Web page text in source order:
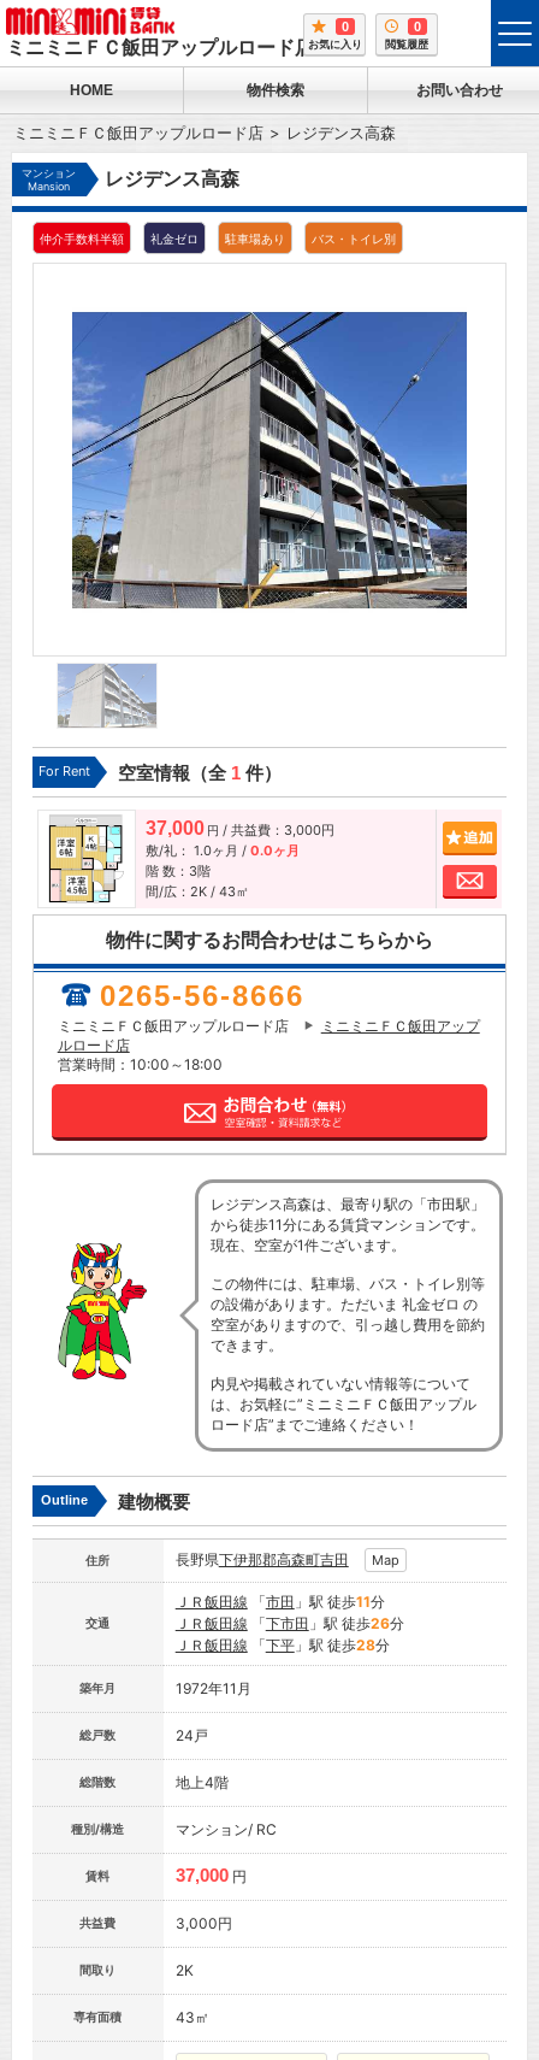
ミニミニＦＣ飯田アップルロード店
0
お気に入り
0
閲覧履歴
HOME 物件検索 お問い合わせ
ミニミニＦＣ飯田アップルロード店 レジデンス高森
マンション
Mansion
レジデンス高森
仲介手数料半額 礼金ゼロ 駐車場あり バス・トイレ別
For Rent 空室情報（全 1件）
37,000 円 / 共益費：3,000円
敷/礼： 1.0ヶ月 / 0.0ヶ月
階 数：3階
間/広：2K / 43㎡
お問
物件に関するお問合わせはこちらから
0265-56-8666
ミニミニＦＣ飯田アップルロード店
ミニミニＦＣ飯田アップ
ルロード店
営業時間：10:00～18:00
レジデンス高森は、最寄り駅の「市田駅」
から徒歩11分にある賃貸マンションです。
現在、空室が1件ございます。
この物件には、駐車場、バス・トイレ別等
の設備があります。ただいま 礼金ゼロ の
空室がありますので、引っ越し費用を節約
できます。
内見や掲載されていない情報等について
は、お気軽に”ミニミニＦＣ飯田アップル
ロード店”までご連絡ください！
Outline 建物概要
住所 長野県下伊那郡高森町吉田 Map
交通
ＪＲ飯田線 「市田 」駅 徒歩11分
ＪＲ飯田線 「下市田 」駅 徒歩26分
ＪＲ飯田線 「下平」駅 徒歩28分
築年月 1972年11月
総戸数 24戸
総階数 地上4階
種別/構造 マンション/ RC
賃料 37,000 円
共益費 3,000円
間取り 2K
専有面積 43㎡